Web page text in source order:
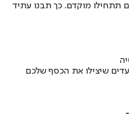
תתחילו מוקדם. כך תבנו עתיד
שיצילו את הכסף שלכם